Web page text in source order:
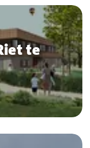
te